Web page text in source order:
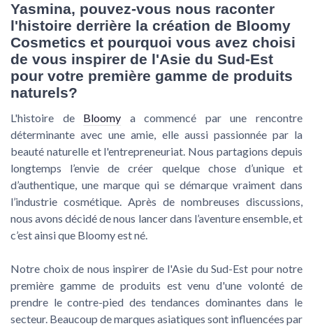
Yasmina, pouvez-vous nous raconter
l'histoire derrière la création de Bloomy
Cosmetics et pourquoi vous avez choisi
de vous inspirer de l'Asie du Sud-Est
pour votre première gamme de produits
naturels?
L'histoire de Bloomy a commencé par une rencontre
déterminante avec une amie, elle aussi passionnée par la
beauté naturelle et l'entrepreneuriat. Nous partagions depuis
longtemps l’envie de créer quelque chose d’unique et
d’authentique, une marque qui se démarque vraiment dans
l’industrie cosmétique. Après de nombreuses discussions,
nous avons décidé de nous lancer dans l’aventure ensemble, et
c’est ainsi que Bloomy est né.
Notre choix de nous inspirer de l'Asie du Sud-Est pour notre
première gamme de produits est venu d'une volonté de
prendre le contre-pied des tendances dominantes dans le
secteur. Beaucoup de marques asiatiques sont influencées par